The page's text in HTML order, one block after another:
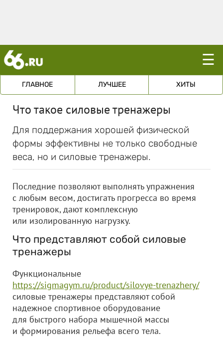
☰
ГЛАВНОЕ ЛУЧШЕЕ ХИТЫ
Что такое силовые тренажеры
Для поддержания хорошей физической
формы эффективны не только свободные
веса, но и силовые тренажеры.
Последние позволяют выполнять упражнения
с любым весом, достигать прогресса во время
тренировок, дают комплексную
или изолированную нагрузку.
Что представляют собой силовые
тренажеры
Функциональные
https://sigmagym.ru/product/silovye-trenazhery/
силовые тренажеры представляют собой
надежное спортивное оборудование
для быстрого набора мышечной массы
и формирования рельефа всего тела.